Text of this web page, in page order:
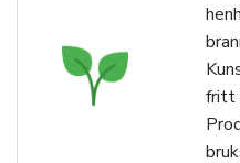
fritt